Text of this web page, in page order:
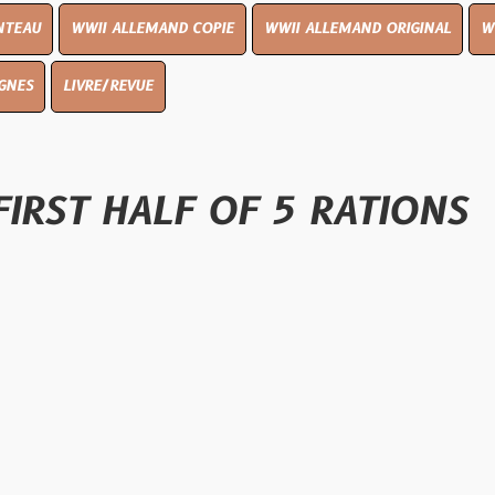
ALLEMAND COPIE WWII ALLEMAND ORIGINAL WWII UK
OF 5 RATIONS